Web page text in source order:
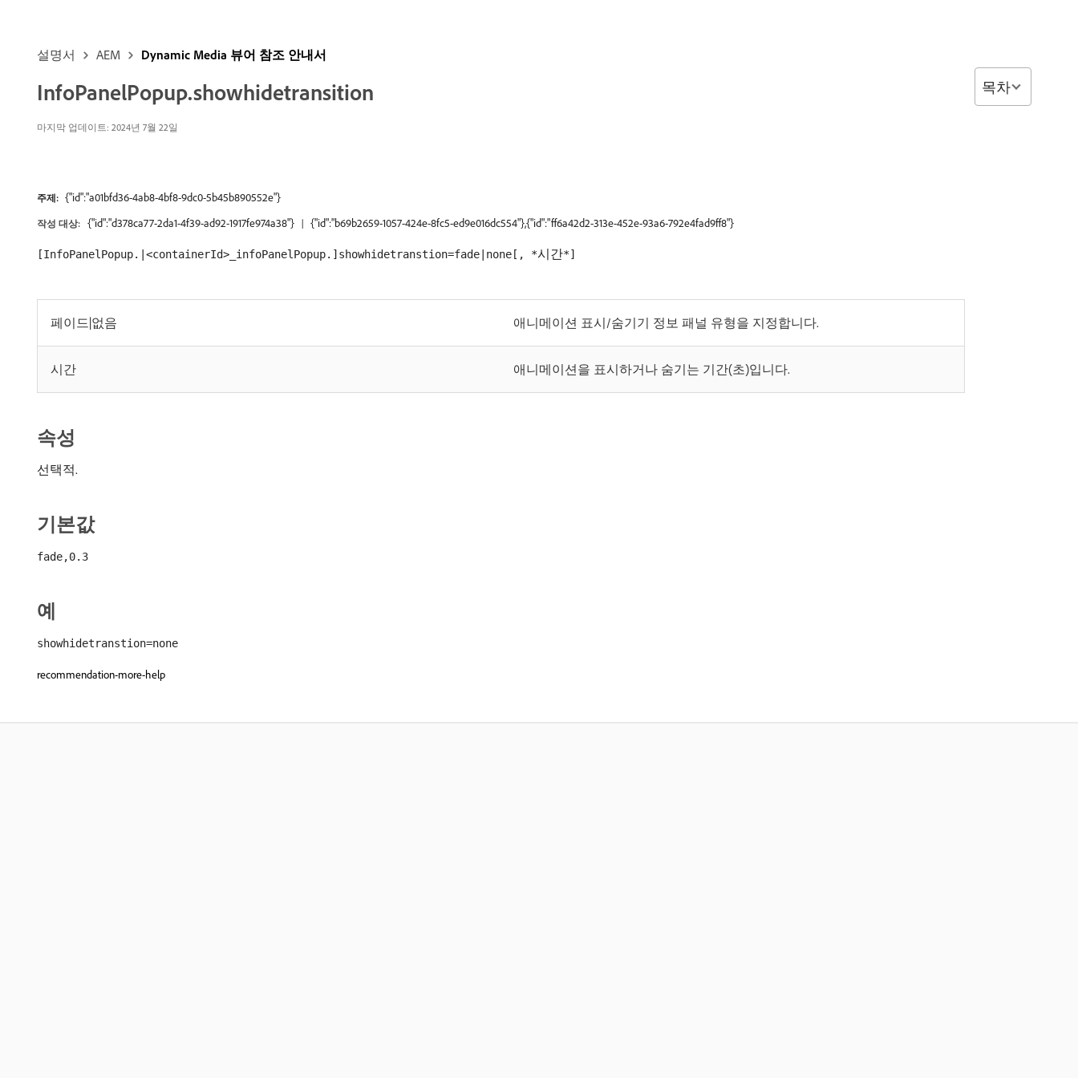
설명서 AEM Dynamic Media 뷰어 참조 안내서
InfoPanelPopup.showhidetransition
마지막 업데이트: 2024년 7월 22일
주제: {"id":"a01bfd36-4ab8-4bf8-9dc0-5b45b890552e"}
작성 대상: {"id":"d378ca77-2da1-4f39-ad92-1917fe974a38"} {"id":"b69b2659-1057-424e-8fc5-ed9e016dc554"},{"id":"ff6a42d2-313e-452e-93a6-792e4fad9ff8"}
[InfoPanelPopup.|<containerId>_infoPanelPopup.]showhidetranstion=fade|none[, *시간*]
페이드|없음 애니메이션 표시/숨기기 정보 패널 유형을 지정합니다.
시간 애니메이션을 표시하거나 숨기는 기간(초)입니다.
속성
선택적.
기본값
fade,0.3
예
showhidetranstion=none
recommendation-more-help
목차